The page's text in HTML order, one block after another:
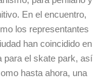
En el encuentro,
los representantes
han coincidido en
para el skate park, así
hasta ahora, una